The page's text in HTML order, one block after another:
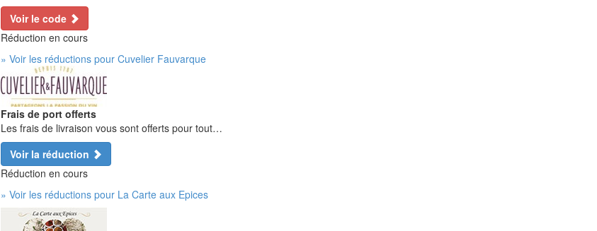
Voir le code
Réduction en cours
» Voir les réductions pour Cuvelier Fauvarque
Frais de port offerts
Les frais de livraison vous sont offerts pour tout…
Voir la réduction
Réduction en cours
» Voir les réductions pour La Carte aux Epices